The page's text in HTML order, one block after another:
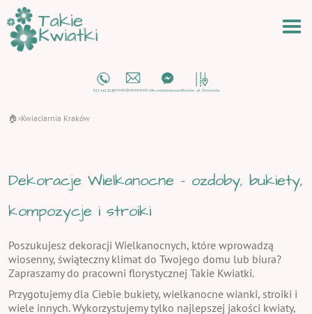
🏠 ›Kwiaciarnia Kraków
Dekoracje Wielkanocne - ozdoby, bukiety,
kompozycje i stroiki
Poszukujesz dekoracji Wielkanocnych, które wprowadzą
wiosenny, świąteczny klimat do Twojego domu lub biura?
Zapraszamy do pracowni florystycznej Takie Kwiatki.
Przygotujemy dla Ciebie bukiety, wielkanocne wianki, stroiki i
wiele innych. Wykorzystujemy tylko najlepszej jakości kwiaty,